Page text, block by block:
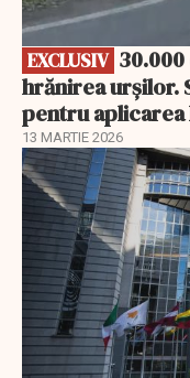
EXCLUSIV
hrănirea urșilor.
pentru
13 MARTIE 2026